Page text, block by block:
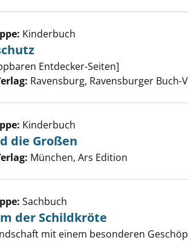
von Umweltschutz anzeigen
Kinderbuch
Entdecker-Seiten]
diesem Verfasser
Ravensburg, Ravensburger Buch-
von Greta und die Großen anzeigen
Kinderbuch
die Großen
diesem Verfasser
München, Ars Edition
von Der Traum der Schildkröte
Sachbuch
der Schildkröte
mit einem besonderen